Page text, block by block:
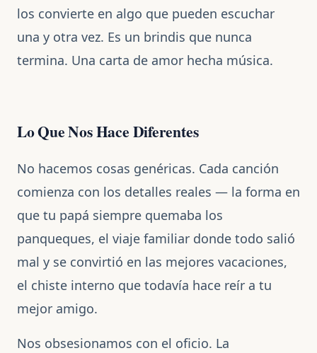
los convierte en algo que pueden escuchar
una y otra vez. Es un brindis que nunca
termina. Una carta de amor hecha música.
Lo Que Nos Hace Diferentes
No hacemos cosas genéricas. Cada canción
comienza con los detalles reales — la forma en
que tu papá siempre quemaba los
panqueques, el viaje familiar donde todo salió
mal y se convirtió en las mejores vacaciones,
el chiste interno que todavía hace reír a tu
mejor amigo.
Nos obsesionamos con el oficio. La